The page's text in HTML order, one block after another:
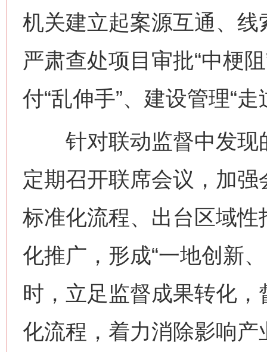
机关建立起案源互通、
严肃查处项目审批“中梗
付“乱伸手”、建设管理“
针对联动监督中发现
定期召开联席会议，加
标准化流程、出台区域
化推广，形成“一地创新
时，立足监督成果转化
化流程，着力消除影响